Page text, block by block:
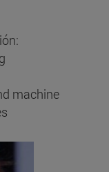
machine